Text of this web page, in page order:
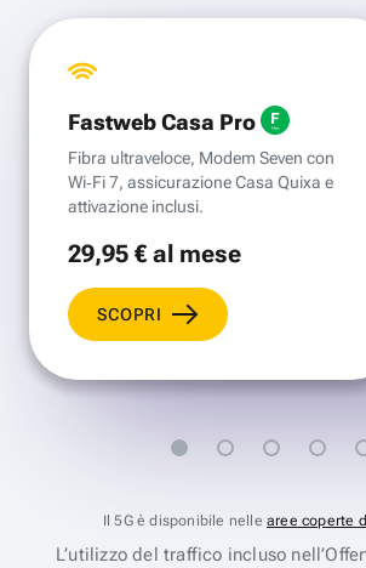
Fastweb Casa Pro
Fibra ultraveloce, Modem Seven con
Wi‑Fi 7, assicurazione Casa Quixa e
attivazione inclusi.
29,95 €al mese
SCOPRI
Il 5G è disponibile nelle aree coperte
L’utilizzo del traffico incluso